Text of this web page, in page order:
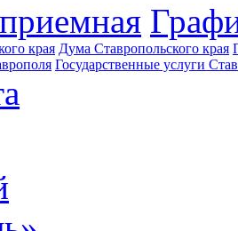
края Дума Ставропольского края
Государственные услуги